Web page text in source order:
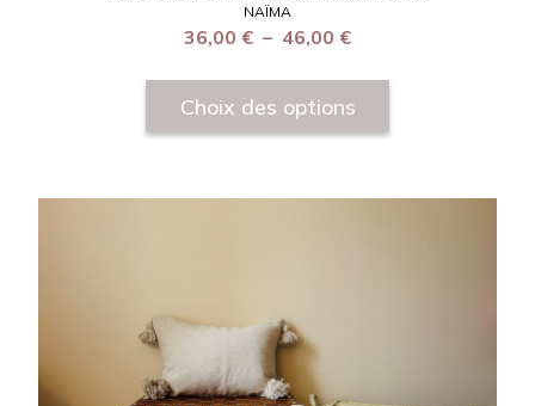
NAÏMA
36,00 € – 46,00 €
Choix des options